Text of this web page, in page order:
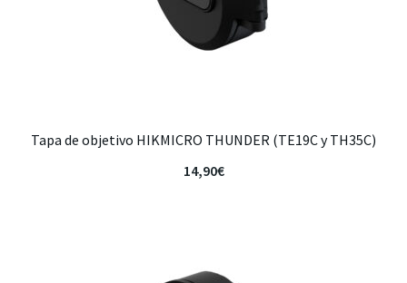
Tapa de objetivo HIKMICRO THUNDER (TE19C y TH35C)
14,90€